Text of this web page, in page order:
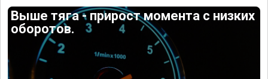
Выше тяга - прирост момента с низких
оборотов.